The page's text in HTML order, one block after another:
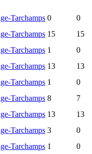
Tarchamps 0
0
Tarchamps 15
15
Tarchamps 1
0
Tarchamps 13
13
Tarchamps 1
0
Tarchamps 8
7
Tarchamps 13
13
Tarchamps 3
0
Tarchamps 1
0